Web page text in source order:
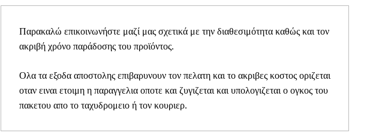
κοριτσάκι
SYNG26
quantity
Παρακαλώ επικοινωνήστε μαζί μας σχετικά με την διαθεσιμότητα καθώς και τον
ακριβή χρόνο παράδοσης του προϊόντος.
Ολα τα εξοδα αποστολης επιβαρυνουν τον πελατη και το ακριβες κοστος οριζεται
οταν ειναι ετοιμη η παραγγελια οποτε και ζυγιζεται και υπολογιζεται ο ογκος του
πακετου απο το ταχυδρομειο ή τον κουριερ.